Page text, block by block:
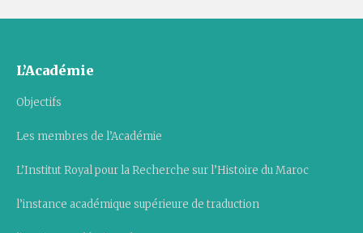
L’Académie
Objectifs
Les membres de l’Académie
L’Institut Royal pour la Recherche sur l’Histoire du Maroc
l’instance académique supérieure de traduction